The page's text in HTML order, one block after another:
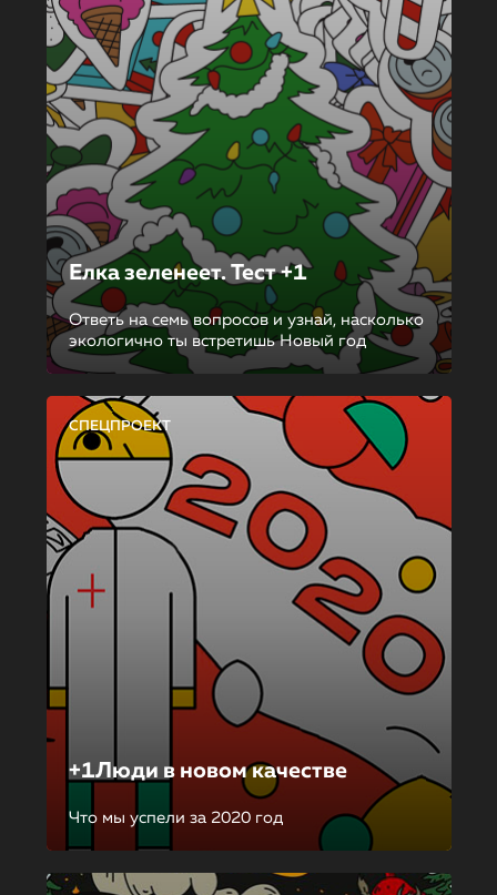
Елка зеленеет. Тест +1
Ответь на семь вопросов и узнай, насколько
экологично ты встретишь Новый год
СПЕЦПРОЕКТ
+1Люди в новом качестве
Что мы успели за 2020 год